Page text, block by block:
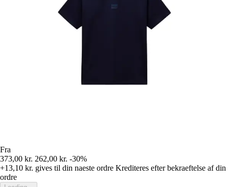
Fra
373,00 kr. 262,00 kr. -30%
+13,10 kr. gives til din naeste ordre Krediteres efter bekraeftelse af din
ordre